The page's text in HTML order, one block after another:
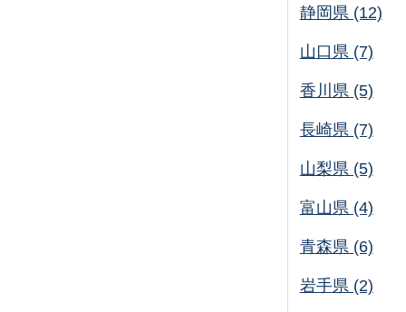
静岡県 (12)
山口県 (7)
香川県 (5)
長崎県 (7)
山梨県 (5)
富山県 (4)
青森県 (6)
岩手県 (2)